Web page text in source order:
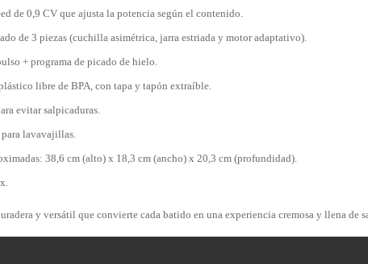
de 0,9 CV que ajusta la potencia según el contenido.
de 3 piezas (cuchilla asimétrica, jarra estriada y motor adaptativo).
+ programa de picado de hielo.
libre de BPA, con tapa y tapón extraíble.
evitar salpicaduras.
para lavavajillas.
38,6 cm (alto) x 18,3 cm (ancho) x 20,3 cm (profundidad).
y versátil que convierte cada batido en una experiencia cremosa y llena de